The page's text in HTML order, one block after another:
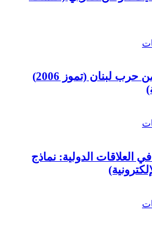
دروس مستخلصة من حرب لبنان (تموز 2006)
العلاقات الدولية: نماذج